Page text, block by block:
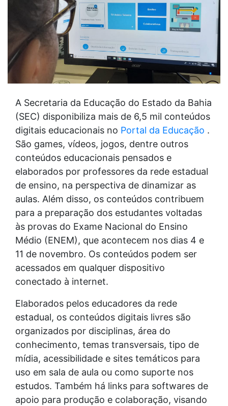
A Secretaria da Educação do Estado da Bahia
(SEC) disponibiliza mais de 6,5 mil conteúdos
digitais educacionais no Portal da Educação .
São games, vídeos, jogos, dentre outros
conteúdos educacionais pensados e
elaborados por professores da rede estadual
de ensino, na perspectiva de dinamizar as
aulas. Além disso, os conteúdos contribuem
para a preparação dos estudantes voltadas
às provas do Exame Nacional do Ensino
Médio (ENEM), que acontecem nos dias 4 e
11 de novembro. Os conteúdos podem ser
acessados em qualquer dispositivo
conectado à internet.
Elaborados pelos educadores da rede
estadual, os conteúdos digitais livres são
organizados por disciplinas, área do
conhecimento, temas transversais, tipo de
mídia, acessibilidade e sites temáticos para
uso em sala de aula ou como suporte nos
estudos. Também há links para softwares de
apoio para produção e colaboração, visando